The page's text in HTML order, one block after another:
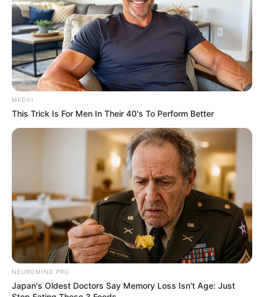
MEDVI
This Trick Is For Men In Their 40's To Perform Better
NEUROMIND PRO
Japan's Oldest Doctors Say Memory Loss Isn't Age: Just